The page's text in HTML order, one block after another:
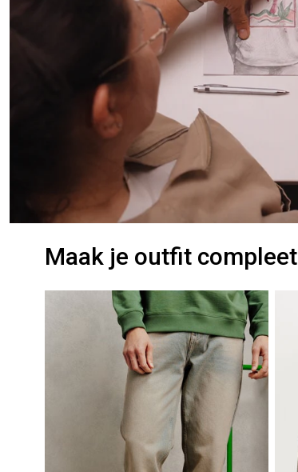
Maak je outfit compleet